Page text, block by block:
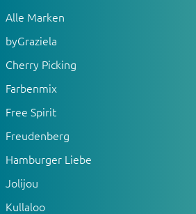
Alle Marken
byGraziela
Cherry Picking
Farbenmix
Free Spirit
Freudenberg
Hamburger Liebe
Jolijou
Kullaloo